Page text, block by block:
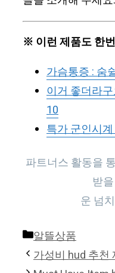
※ 이런 제품도 한
가슴통증 : 숨
이거 좋더라
10
특가 군인시
파트너스 활동을
받
운 넘
Categories
알뜰상품
가성비 hud 추천